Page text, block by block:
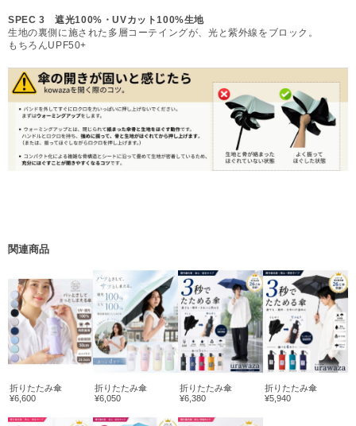
SPEC 3 遮光100%・UVカット100%生地
生地の裏側に施された多層コーテイングが、光と紫外線をブロック。
もちろんUPF50+
関連商品
折りたたみ傘
¥6,600
折りたたみ傘
¥6,050
折りたたみ傘
¥6,380
折りたたみ傘
¥5,940